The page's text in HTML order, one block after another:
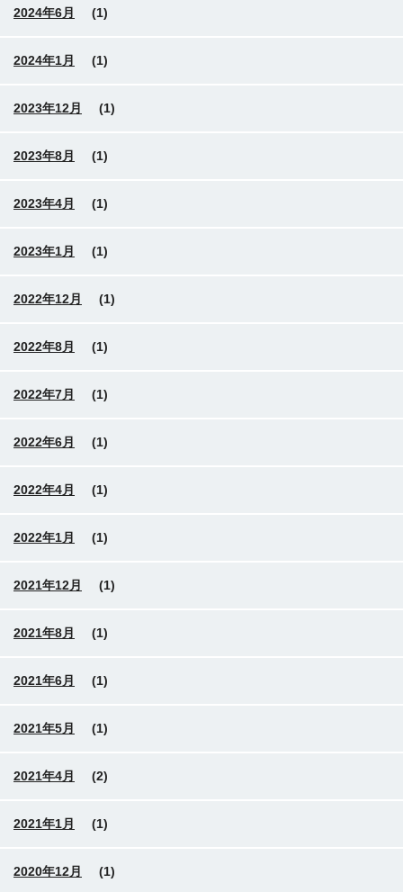
2024年6月 (1)
2024年1月 (1)
2023年12月 (1)
2023年8月 (1)
2023年4月 (1)
2023年1月 (1)
2022年12月 (1)
2022年8月 (1)
2022年7月 (1)
2022年6月 (1)
2022年4月 (1)
2022年1月 (1)
2021年12月 (1)
2021年8月 (1)
2021年6月 (1)
2021年5月 (1)
2021年4月 (2)
2021年1月 (1)
2020年12月 (1)